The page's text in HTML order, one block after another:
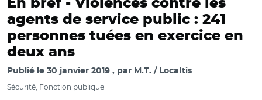
En bref - Violences contre les
agents de service public : 241
personnes tuées en exercice en
deux ans
Publié le 30 janvier 2019 par M.T. / Localtis
Sécurité, Fonction publique